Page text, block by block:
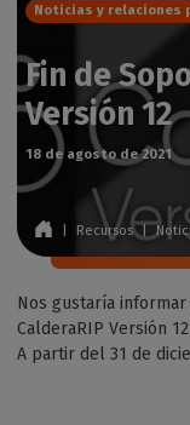
Noticias y relaciones
Fin de
Versión 12
18 de agosto de 2021
Recursos |
Nos gustaría
CalderaRIP Versión
A partir del 31 de